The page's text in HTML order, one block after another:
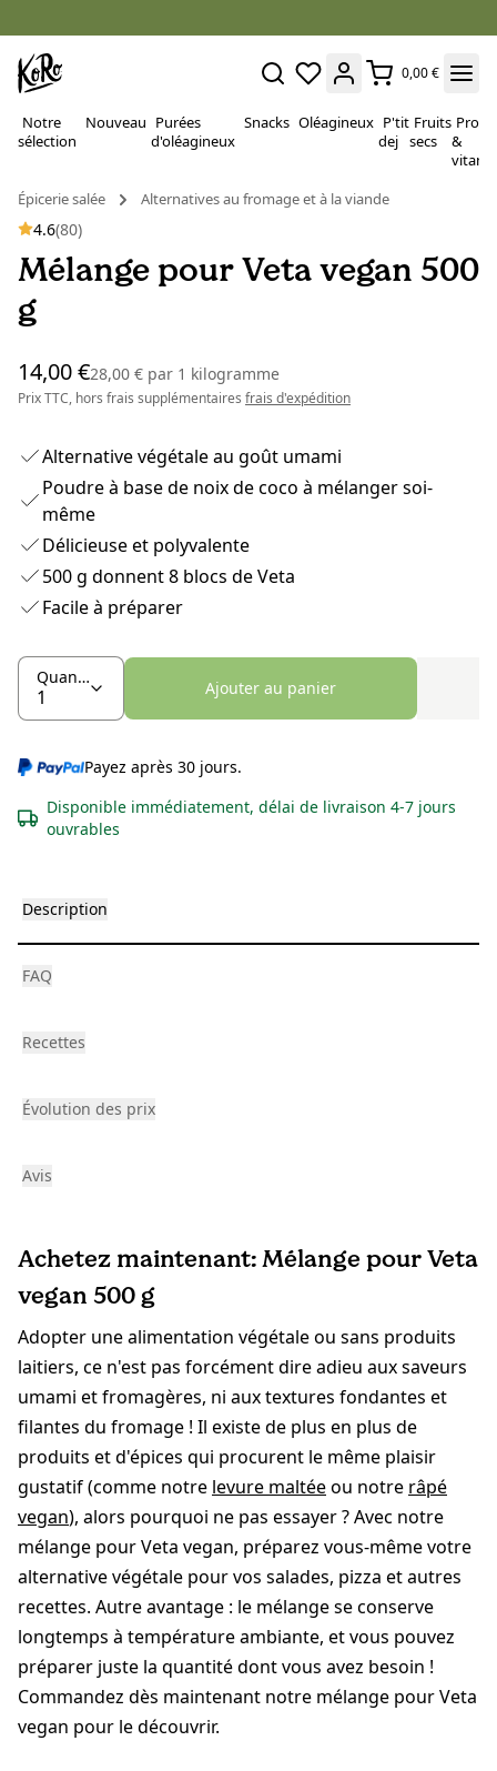
0,00 €
Notre
sélection
Nouveau Purées
d'oléagineux
Snacks Oléagineux P'tit
dej
Fruits
secs
&
Épicerie salée
Alternatives au fromage et à la viande
4.6(80)
Mélange pour Veta vegan 500
g
14,00 €28,00 € par 1 kilogramme
Prix TTC, hors frais supplémentaires frais d'expédition
Alternative végétale au goût umami
Poudre à base de noix de coco à mélanger soi-
même
Délicieuse et polyvalente
500 g donnent 8 blocs de Veta
Facile à préparer
Quantité
Ajouter au panier
Payez après 30 jours.
Disponible immédiatement, délai de livraison 4-7 jours
ouvrables
Description
FAQ
Recettes
Évolution des prix
Avis
Achetez maintenant: Mélange pour Veta
vegan 500 g
Adopter une alimentation végétale ou sans produits
laitiers, ce n'est pas forcément dire adieu aux saveurs
umami et fromagères, ni aux textures fondantes et
filantes du fromage ! Il existe de plus en plus de
produits et d'épices qui procurent le même plaisir
gustatif (comme notre levure maltéeou notre râpé
vegan), alors pourquoi ne pas essayer ? Avec notre
mélange pour Veta vegan, préparez vous-même votre
alternative végétale pour vos salades, pizza et autres
recettes. Autre avantage : le mélange se conserve
longtemps à température ambiante, et vous pouvez
préparer juste la quantité dont vous avez besoin !
Commandez dès maintenant notre mélange pour Veta
vegan pour le découvrir.